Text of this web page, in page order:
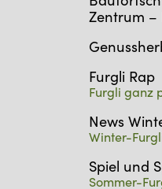
Zentrum –
Furgli Rap
Furgli ganz
News
Winter-
Spiel und
Sommer-